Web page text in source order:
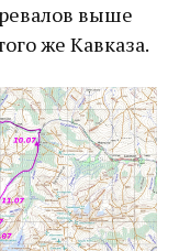
выше
же Кавказа.